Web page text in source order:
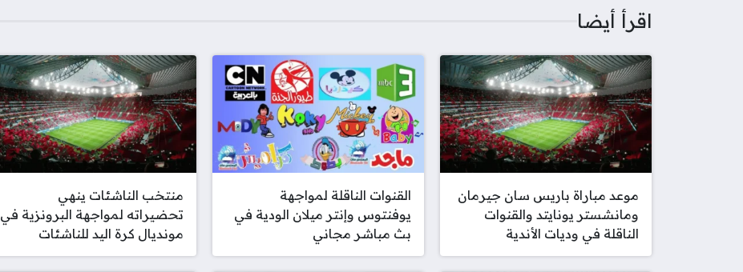
اقرأ أيضا
موعد مباراة باريس سان جيرمان
ومانشستر يونايتد والقنوات
الناقلة في وديات الأندية
القنوات الناقلة لمواجهة
يوفنتوس وإنتر ميلان الودية في
بث مباشر مجاني
منتخب الناشئات ينهي
تحضيراته لمواجهة البرونزية في
مونديال كرة اليد للناشئات